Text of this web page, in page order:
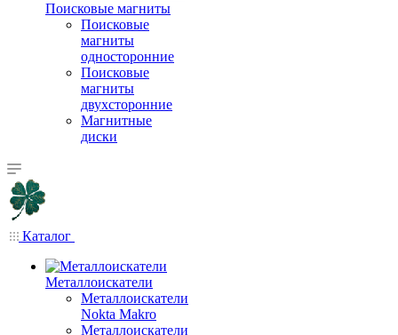
Поисковые магниты
Поисковые
магниты
односторонние
Поисковые
магниты
двухсторонние
Магнитные
диски
Каталог
Металлоискатели
Металлоискатели
Nokta Makro
Металлоискатели